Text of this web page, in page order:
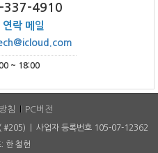
337-4910
연락 메일
~ 18:00
침 PC버전
#205) | 사업자 등록번호 105-07-12362
: 한 철헌